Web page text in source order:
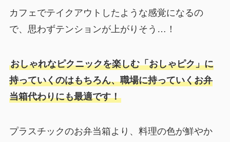
カフェでテイクアウトしたような感覚になるの
で、思わずテンションが上がりそう…！
おしゃれなピクニックを楽しむ「おしゃピク」に
持っていくのはもちろん、職場に持っていくお弁
当箱代わりにも最適です！
プラスチックのお弁当箱より、料理の色が鮮やか